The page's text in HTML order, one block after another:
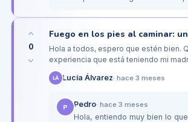
cómodos y con buen soporte.
empecé a…
0
Hola a todos, espero que estén bien.
experiencia que está teniendo mi
diabetes y sufre de un intenso ardor
caminar. Este…
LÁ Lucía Álvarez· hace 3 meses
P Pedro· hace 3 meses
Hola, entiendo muy bien lo